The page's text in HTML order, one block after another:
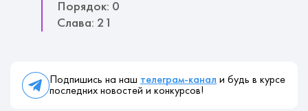
Порядок: 0
Слава: 21
Подпишись на наш телеграм-канал и будь в курсе
последних новостей и конкурсов!